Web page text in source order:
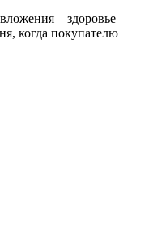
– здоровье
когда покупателю